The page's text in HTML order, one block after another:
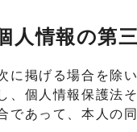
人情報の第三
に掲げる場合を除
、個人情報保護法
であって、本人の